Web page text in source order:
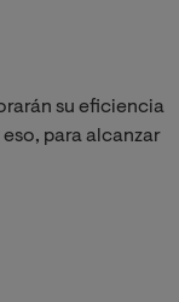
su eficiencia
eso, para alcanzar